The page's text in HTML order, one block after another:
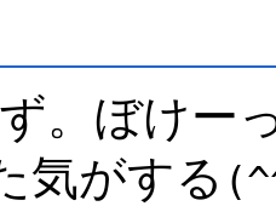
。ぼけー
気がする